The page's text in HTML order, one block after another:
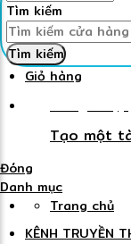
Tìm kiếm
Tìm kiếm
Giỏ hàng
Đăng nhập
Tạo một
Đóng
Danh mục
Trang chủ
KÊNH TRUYỀN